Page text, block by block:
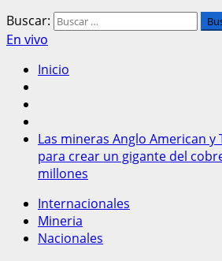
Buscar:
En vivo
Inicio
Las mineras Anglo American y
para crear un gigante del
millones
Internacionales
Mineria
Nacionales